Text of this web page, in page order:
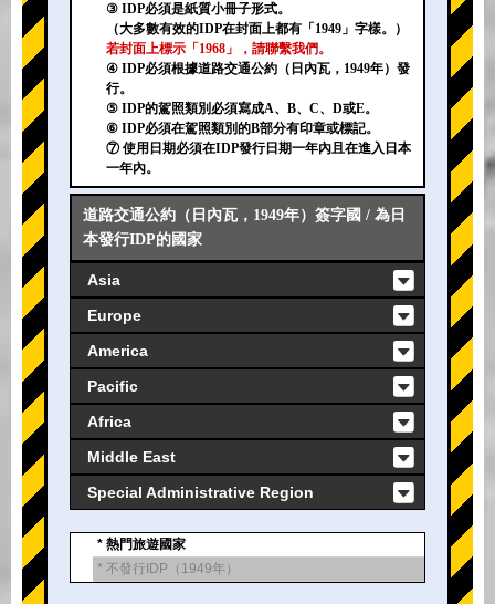
③ IDP必須是紙質小冊子形式。
（大多數有效的IDP在封面上都有「1949」字樣。）
若封面上標示「1968」，請聯繫我們。
④ IDP必須根據道路交通公約（日內瓦，1949年）發
行。
⑤ IDP的駕照類別必須寫成A、B、C、D或E。
⑥ IDP必須在駕照類別的B部分有印章或標記。
⑦ 使用日期必須在IDP發行日期一年內且在進入日本
一年內。
道路交通公約（日內瓦，1949年）簽字國 / 為日
本發行IDP的國家
Asia
Europe
America
Pacific
Africa
Middle East
Special Administrative Region
* 熱門旅遊國家
* 不發行IDP（1949年）